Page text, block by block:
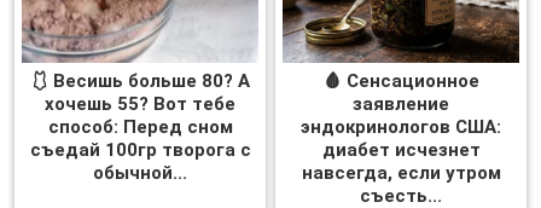
🩱 Весишь больше 80? А
хочешь 55? Вот тебе
способ: Перед сном
съедай 100гр творога с
обычной...
🩸 Сенсационное
заявление
эндокринологов США:
диабет исчезнет
навсегда, если утром
съесть...